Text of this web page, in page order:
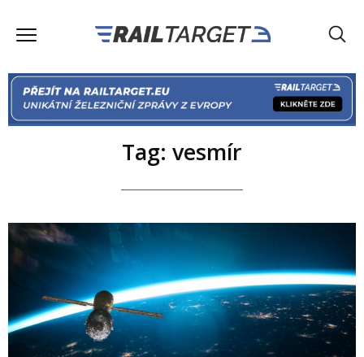
Tag: vesmír